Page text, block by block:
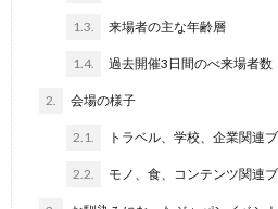
1.3. 来場者の主な年齢層
1.4. 過去開催3日間のべ来場者数
2. 会場の様子
2.1. トラベル、学校、企業関連
2.2. モノ、食、コンテンツ関連